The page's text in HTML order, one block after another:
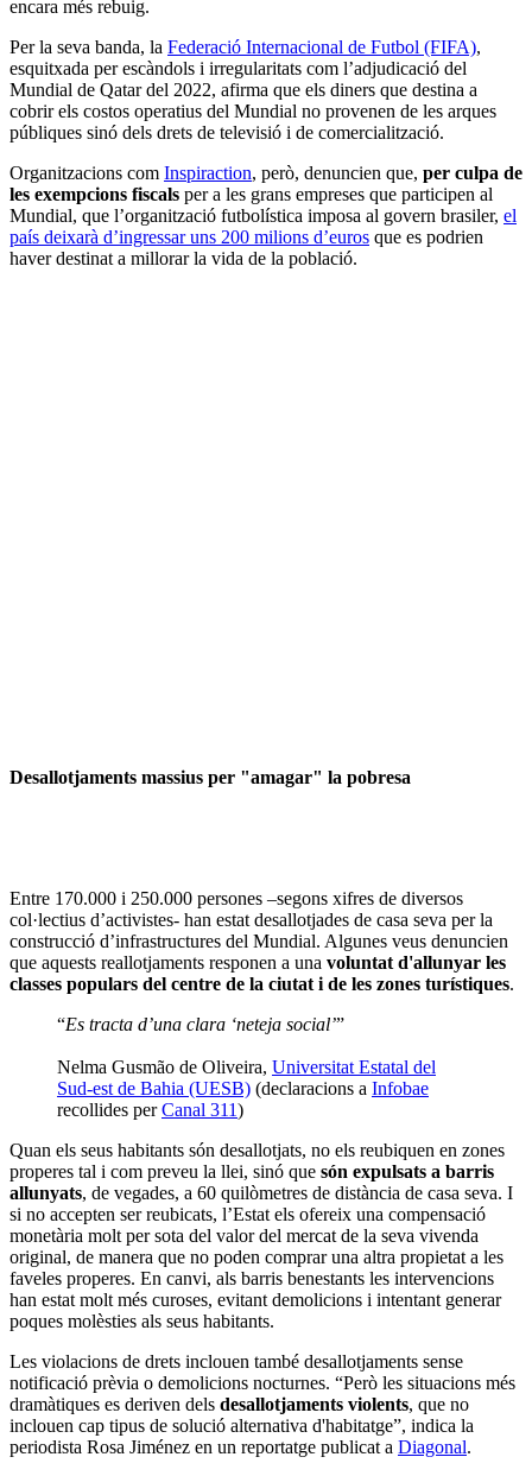
encara més rebuig.
Per la seva banda, la Federació Internacional de Futbol (FIFA),
esquitxada per escàndols i irregularitats com l’adjudicació del
Mundial de Qatar del 2022, afirma que els diners que destina a
cobrir els costos operatius del Mundial no provenen de les arques
públiques sinó dels drets de televisió i de comercialització.
Organitzacions com Inspiraction, però, denuncien que, per culpa de
les exempcions fiscals per a les grans empreses que participen al
Mundial, que l’organització futbolística imposa al govern brasiler, el
país deixarà d’ingressar uns 200 milions d’euros que es podrien
haver destinat a millorar la vida de la població.
Desallotjaments massius per "amagar" la pobresa
Entre 170.000 i 250.000 persones –segons xifres de diversos
col·lectius d’activistes- han estat desallotjades de casa seva per la
construcció d’infrastructures del Mundial. Algunes veus denuncien
que aquests reallotjaments responen a una voluntat d'allunyar les
classes populars del centre de la ciutat i de les zones turístiques.
“Es tracta d’una clara ‘neteja social’”
Nelma Gusmão de Oliveira, Universitat Estatal del
Sud-est de Bahia (UESB) (declaracions a Infobae
recollides perCanal 311)
Quan els seus habitants són desallotjats, no els reubiquen en zones
properes tal i com preveu la llei, sinó que són expulsats a barris
allunyats, de vegades, a 60 quilòmetres de distància de casa seva. I
si no accepten ser reubicats, l’Estat els ofereix una compensació
monetària molt per sota del valor del mercat de la seva vivenda
original, de manera que no poden comprar una altra propietat a les
faveles properes. En canvi, als barris benestants les intervencions
han estat molt més curoses, evitant demolicions i intentant generar
poques molèsties als seus habitants.
Les violacions de drets inclouen també desallotjaments sense
notificació prèvia o demolicions nocturnes. “Però les situacions més
dramàtiques es deriven dels desallotjaments violents, que no
inclouen cap tipus de solució alternativa d'habitatge”, indica la
periodista Rosa Jiménez en un reportatge publicat a Diagonal.